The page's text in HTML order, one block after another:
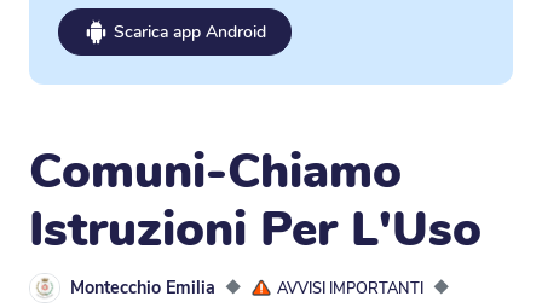
Scarica app Android
Comuni-Chiamo
Istruzioni Per L'Uso
Montecchio Emilia ◆ AVVISI IMPORTANTI ◆